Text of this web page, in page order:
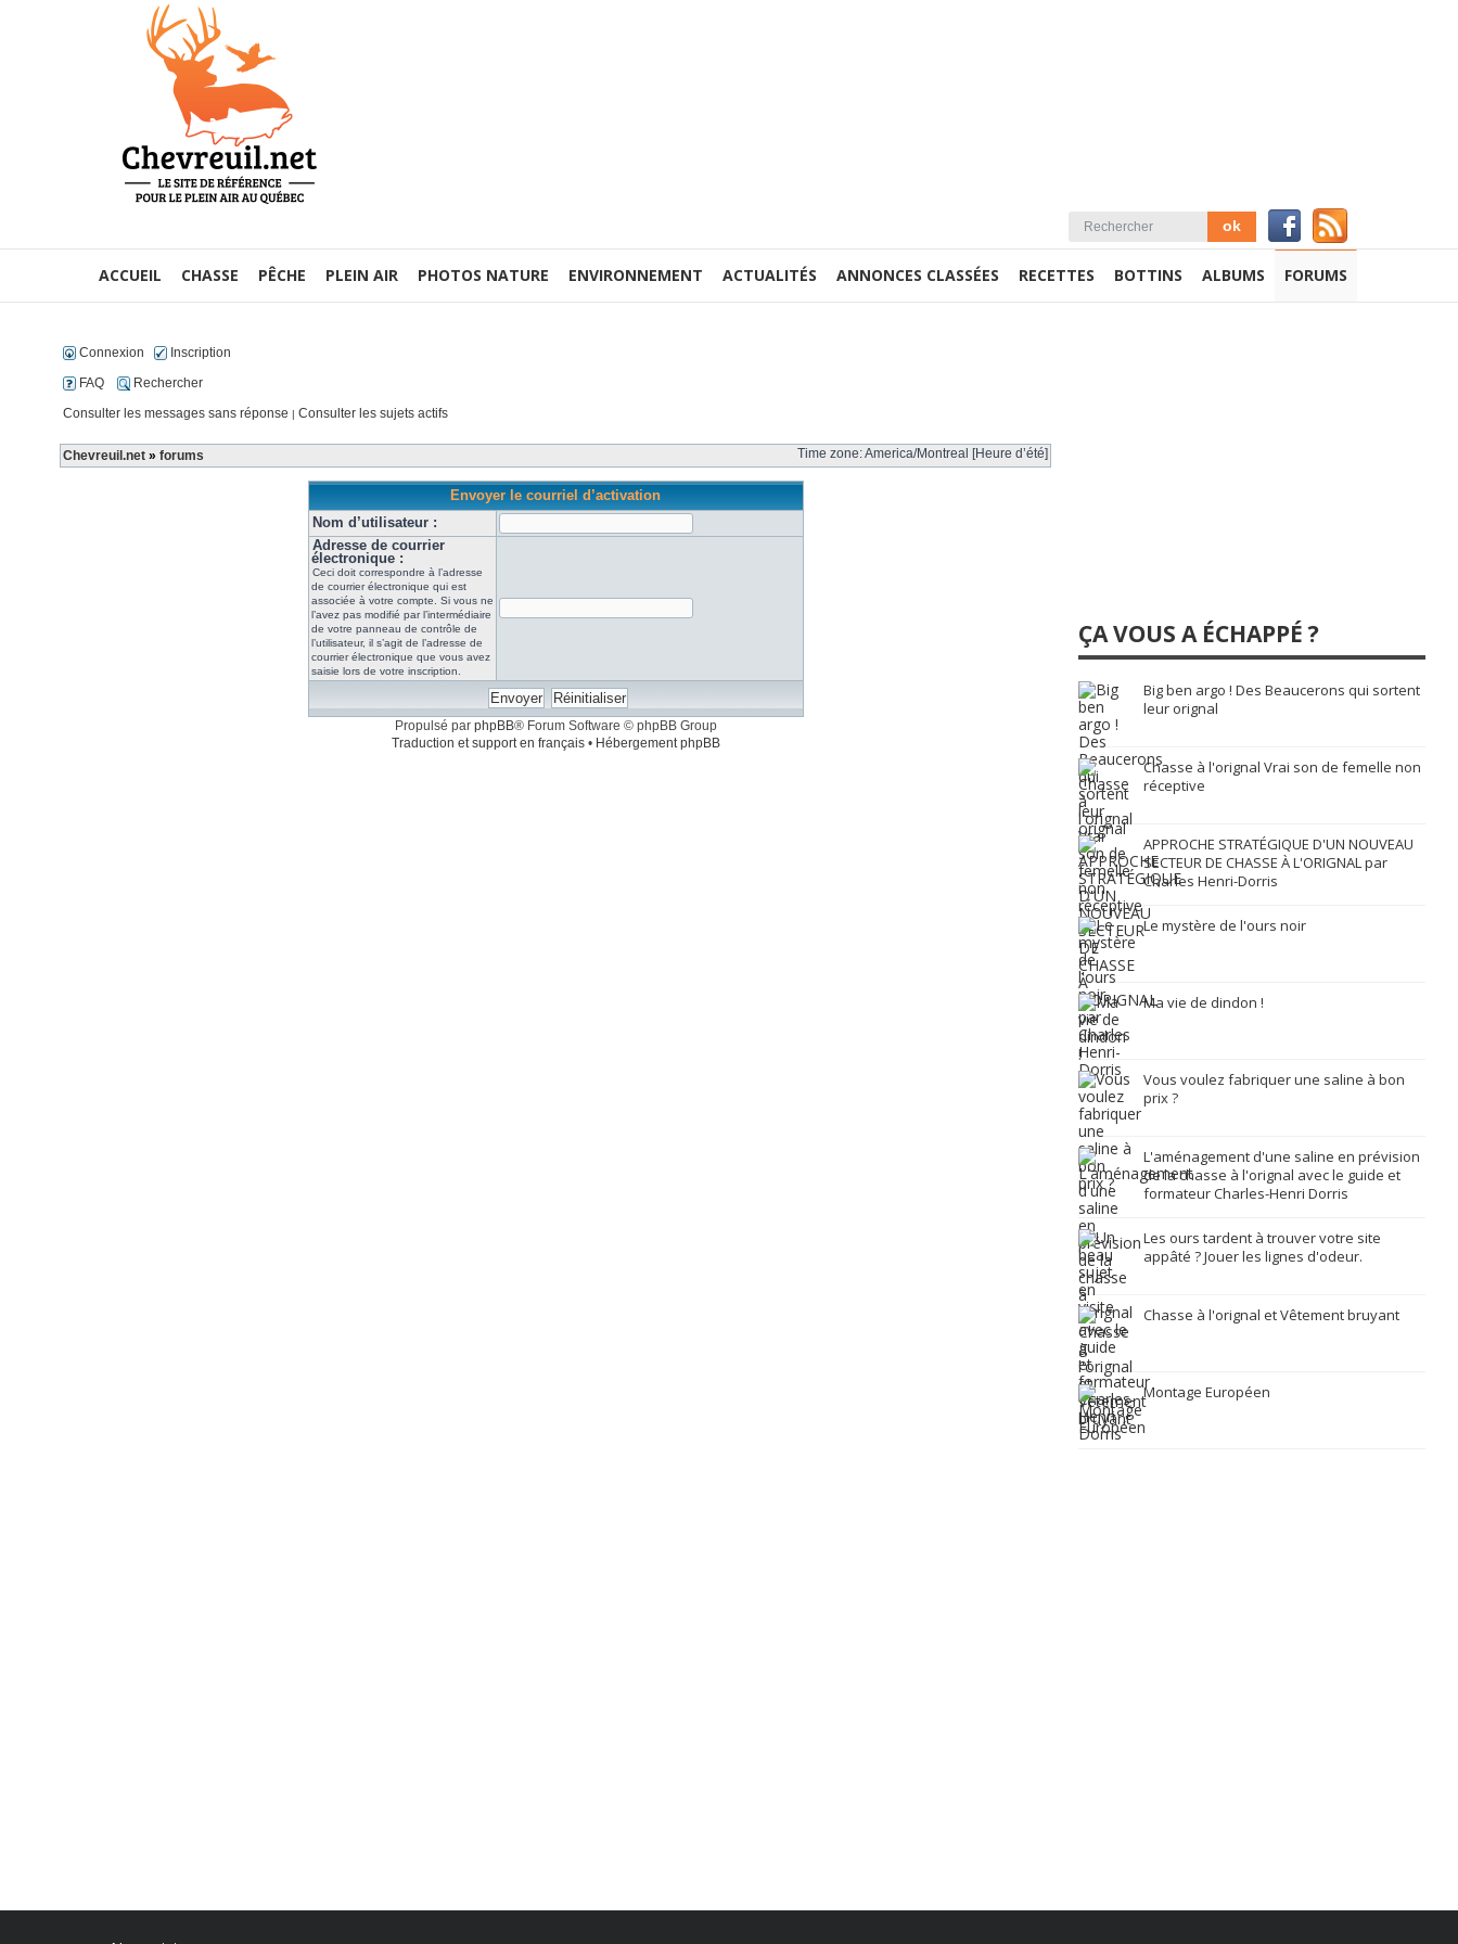
ACCUEIL CHASSE PÊCHE PLEIN AIR PHOTOS NATURE ENVIRONNEMENT ACTUALITÉS ANNONCES CLASSÉES RECETTES BOTTINS ALBUMS FORUMS
Connexion
Inscription
FAQ
Rechercher
Consulter les messages sans réponse | Consulter les sujets actifs
Chevreuil.net » forums Time zone: America/Montreal [Heure d’été]
Envoyer le courriel d’activation
Nom d’utilisateur :
Adresse de courrier
électronique :
Ceci doit correspondre à l’adresse
de courrier électronique qui est
associée à votre compte. Si vous ne
l’avez pas modifié par l’intermédiaire
de votre panneau de contrôle de
l’utilisateur, il s’agit de l’adresse de
courrier électronique que vous avez
saisie lors de votre inscription.
Propulsé par phpBB® Forum Software © phpBB Group
Traduction et support en français• Hébergement phpBB
ÇA VOUS A ÉCHAPPÉ ?
Big ben argo ! Des Beaucerons qui sortent
leur orignal
Chasse à l'orignal Vrai son de femelle non
réceptive
APPROCHE STRATÉGIQUE D'UN NOUVEAU
SECTEUR DE CHASSE À L'ORIGNAL par
Charles Henri-Dorris
Le mystère de l'ours noir
Ma vie de dindon !
Vous voulez fabriquer une saline à bon
prix ?
L'aménagement d'une saline en prévision
de la chasse à l'orignal avec le guide et
formateur Charles-Henri Dorris
Les ours tardent à trouver votre site
appâté ? Jouer les lignes d'odeur.
Chasse à l'orignal et Vêtement bruyant
Montage Européen